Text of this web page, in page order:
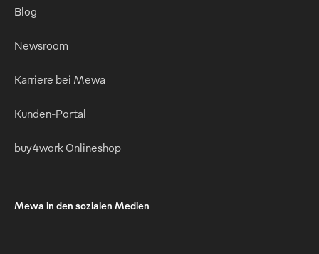
Blog
Newsroom
Karriere bei Mewa
Kunden-Portal
buy4work Onlineshop
Mewa in den sozialen Medien